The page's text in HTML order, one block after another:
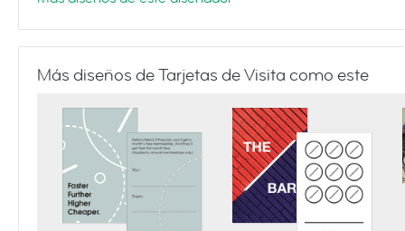
Más diseños de Tarjetas de Visita como este